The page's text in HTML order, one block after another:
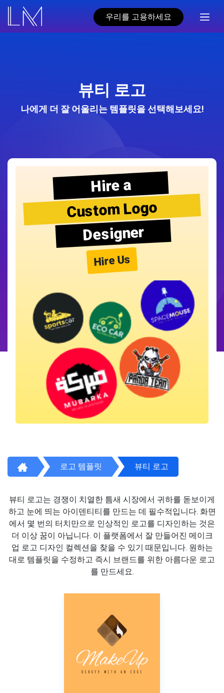
우리를 고용하세요
뷰티 로고
나에게 더 잘 어울리는 템플릿을 선택해보세요!
Hire a
Custom Logo
Designer
Hire Us
로고 템플릿 뷰티 로고
뷰티 로고는 경쟁이 치열한 틈새 시장에서 귀하를 돋보이게
하고 눈에 띄는 아이덴티티를 만드는 데 필수적입니다. 화면
에서 몇 번의 터치만으로 인상적인 로고를 디자인하는 것은
더 이상 꿈이 아닙니다. 이 플랫폼에서 잘 만들어진 메이크
업 로고 디자인 컬렉션을 찾을 수 있기 때문입니다. 원하는
대로 템플릿을 수정하고 즉시 브랜드를 위한 아름다운 로고
를 만드세요.